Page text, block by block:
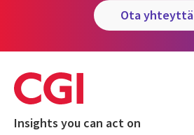
ota yhteyttä
Insights you can act on